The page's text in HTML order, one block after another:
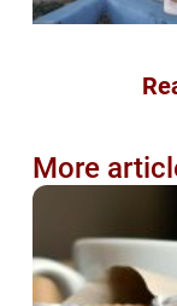
More